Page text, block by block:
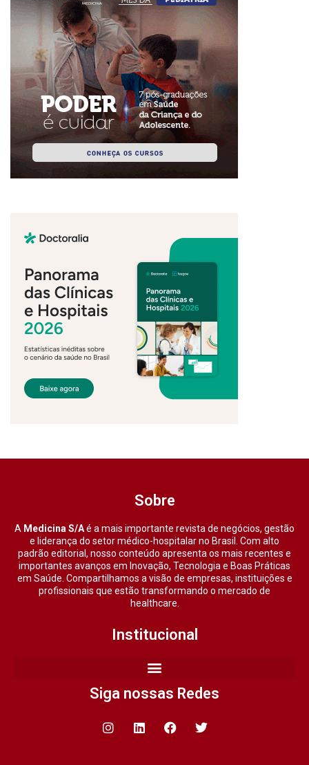
Sobre
A Medicina S/Aé a mais importante revista de negócios, gestão
e liderança do setor médico-hospitalar no Brasil. Com alto
padrão editorial, nosso conteúdo apresenta os mais recentes e
importantes avanços em Inovação, Tecnologia e Boas Práticas
em Saúde. Compartilhamos a visão de empresas, instituições e
profissionais que estão transformando o mercado de
healthcare.
Institucional
Siga nossas Redes